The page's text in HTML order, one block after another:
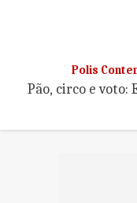
Polis
Pão, circo e voto: